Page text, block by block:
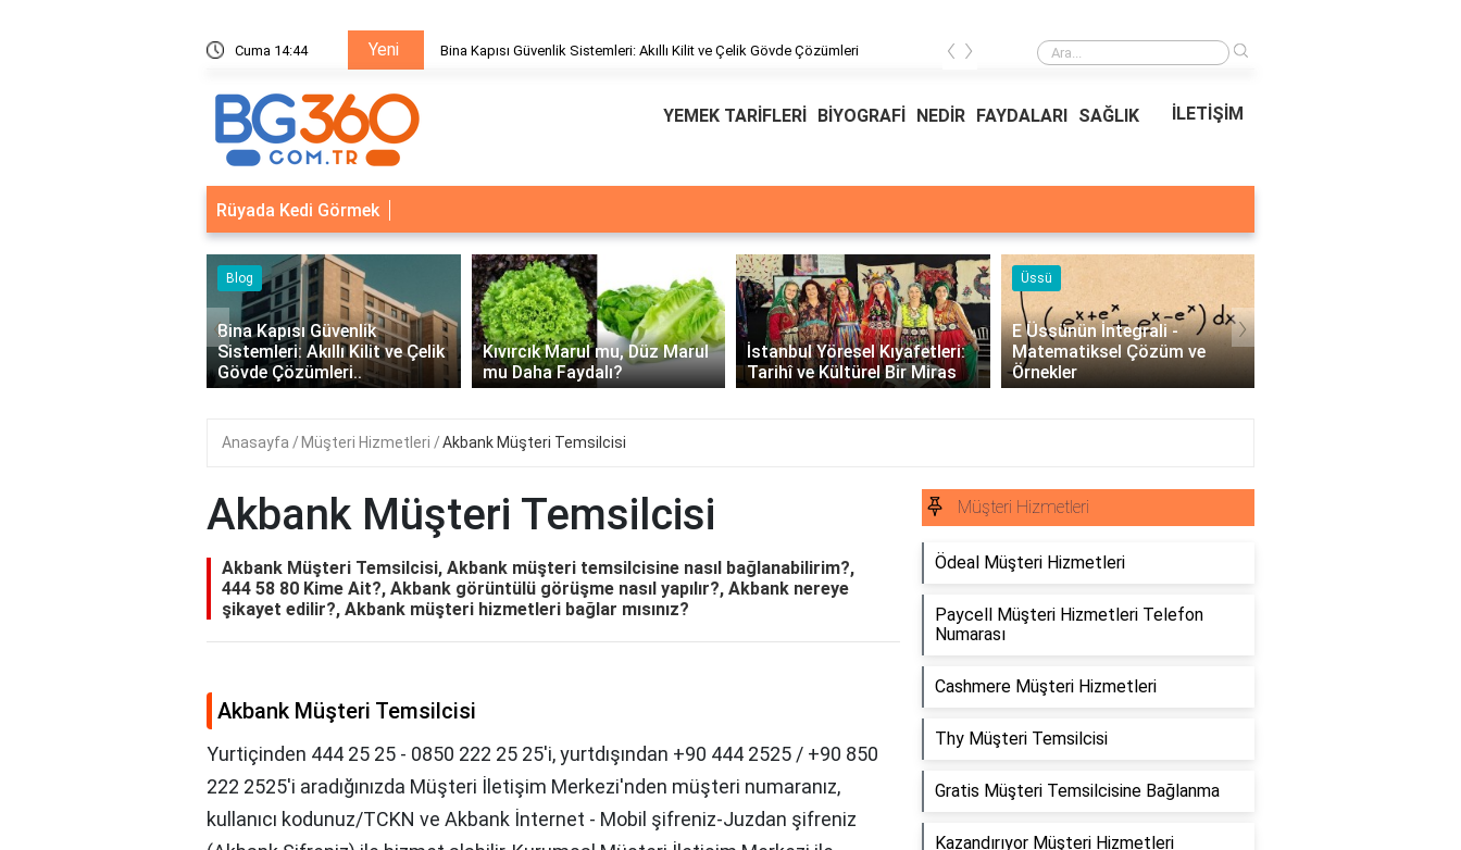
Cuma 14:44 Yeni
Sistemleri: Akıllı Kilit ve Çelik Gövde Çözümleri Bina Kapısı Güvenlik Sistemleri: Akıllı Kilit ve Çelik Gövde Çözümleri Ödeal Müşteri Hizmetleri
‹ ›
YEMEK TARİFLERİ BİYOGRAFİ NEDİR FAYDALARI SAĞLIK İLETİŞİM
Rüyada Kedi Görmek
Kıvırcık Marul mu, Düz Marul
mu Daha Faydalı?
İstanbul Yöresel Kıyafetleri:
Tarihî ve Kültürel Bir Miras
Üssü
E Üssünün İntegrali -
Matematiksel Çözüm ve
Örnekler
Örnekleri
Profesyonel Kurumsal Mail
Örnekleri - İşletmeler İçin
Etkili İletişim..
‹ ›
Anasayfa Müşteri Hizmetleri Akbank Müşteri Temsilcisi
Akbank Müşteri Temsilcisi
Akbank Müşteri Temsilcisi, Akbank müşteri temsilcisine nasıl bağlanabilirim?,
444 58 80 Kime Ait?, Akbank görüntülü görüşme nasıl yapılır?, Akbank nereye
şikayet edilir?, Akbank müşteri hizmetleri bağlar mısınız?
Akbank Müşteri Temsilcisi
Yurtiçinden 444 25 25 - 0850 222 25 25'i, yurtdışından +90 444 2525 / +90 850
222 2525'i aradığınızda Müşteri İletişim Merkezi'nden müşteri numaranız,
kullanıcı kodunuz/TCKN ve Akbank İnternet - Mobil şifreniz-Juzdan şifreniz
Müşteri Hizmetleri
Ödeal Müşteri Hizmetleri
Paycell Müşteri Hizmetleri Telefon
Numarası
Cashmere Müşteri Hizmetleri
Thy Müşteri Temsilcisi
Gratis Müşteri Temsilcisine Bağlanma
Kazandırıyor Müşteri Hizmetleri